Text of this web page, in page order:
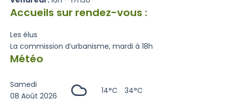
Accueils sur rendez-vous :
Les élus
La commission d’urbanisme, mardi à 18h
Météo
Samedi
08 Août 2026
14°C 34°C